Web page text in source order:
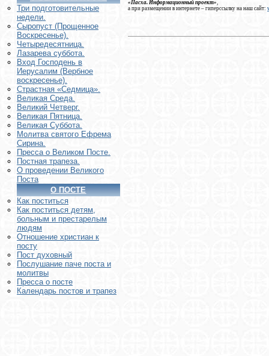
Три подготовительные
недели.
Сыропуст (Прощенное
Воскресенье).
Четыредесятница.
Лазарева суббота.
Вход Господень в
Иерусалим (Вербное
воскресенье).
Страстная «Седмица».
Великая Среда.
Великий Четверг.
Великая Пятница.
Великая Суббота.
Молитва святого Ефрема
Сирина.
Пресса о Великом Посте.
Постная трапеза.
О проведении Великого
Поста
О ПОСТЕ
Как поститься
Как поститься детям,
больным и престарелым
людям
Отношение христиан к
посту
Пост духовный
Послушание паче поста и
молитвы
Пресса о посте
Календарь постов и трапез
«Пасха. Информационный проект»
а при размещении в интернете – гиперссылку на наш сайт: